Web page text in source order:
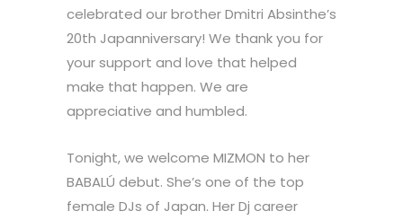
celebrated our brother Dmitri Absinthe’s
20th Japanniversary! We thank you for
your support and love that helped
make that happen. We are
appreciative and humbled.
Tonight, we welcome MIZMON to her
BABALÚ debut. She’s one of the top
female DJs of Japan. Her Dj career